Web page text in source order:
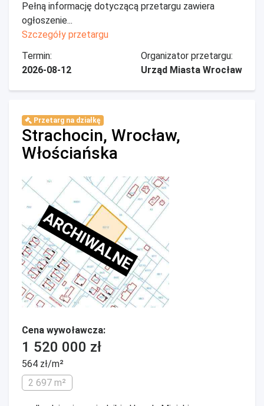
Pełną informację dotyczącą przetargu zawiera
ogłoszenie...
Szczegóły przetargu
Termin:
2026-08-12
Organizator przetargu:
Urząd Miasta Wrocław
Przetarg na działkę
Strachocin, Wrocław,
Włościańska
ARCHIWALNE
Cena wywoławcza:
1 520 000 zł
564 zł/m²
2 697 m²